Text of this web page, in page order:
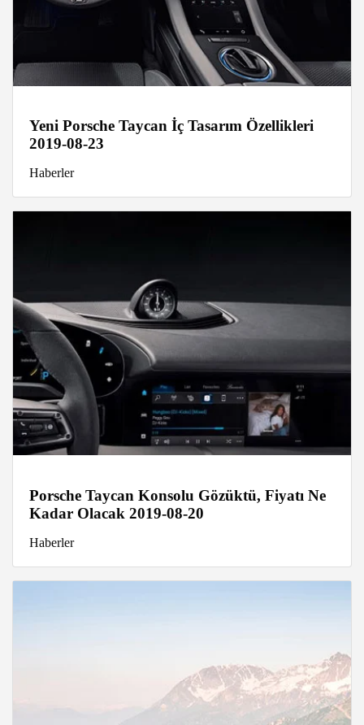
Yeni Porsche Taycan İç Tasarım Özellikleri
2019-08-23
Haberler
Porsche Taycan Konsolu Gözüktü, Fiyatı Ne
Kadar Olacak 2019-08-20
Haberler